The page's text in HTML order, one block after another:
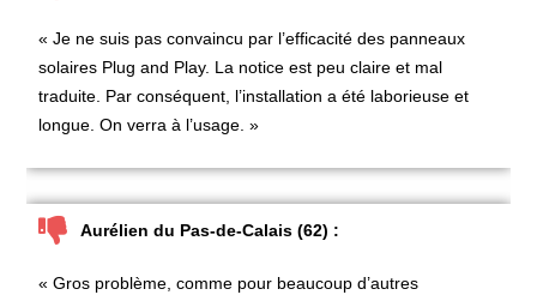
« Je ne suis pas convaincu par l’efficacité des panneaux
solaires Plug and Play. La notice est peu claire et mal
traduite. Par conséquent, l’installation a été laborieuse et
longue. On verra à l’usage. »
Aurélien du Pas-de-Calais (62) :
« Gros problème, comme pour beaucoup d’autres